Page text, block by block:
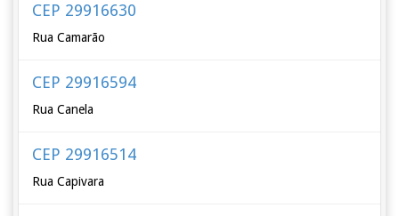
CEP 29916630
Rua Camarão
CEP 29916594
Rua Canela
CEP 29916514
Rua Capivara